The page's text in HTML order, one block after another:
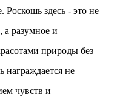
здесь - это не
а разумное и
природы без
награждается не
чувств и